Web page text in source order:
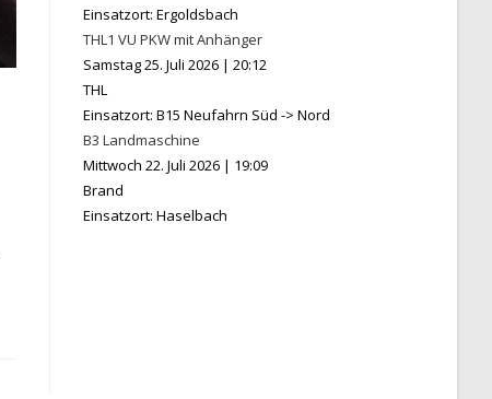
Einsatzort: Ergoldsbach
THL1 VU PKW mit Anhänger
Samstag 25. Juli 2026 |20:12
THL
Einsatzort: B15 Neufahrn Süd -> Nord
B3 Landmaschine
Mittwoch 22. Juli 2026 | 19:09
Brand
Einsatzort: Haselbach